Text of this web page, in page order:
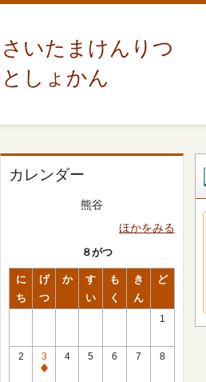
さいたまけんりつ
としょかん
カレンダー
熊谷
ほかをみる
８がつ
に
ち
げ
つ
か
す
い
も
く
き
ん
ど
1
2
3
休
4 5 6 7 8